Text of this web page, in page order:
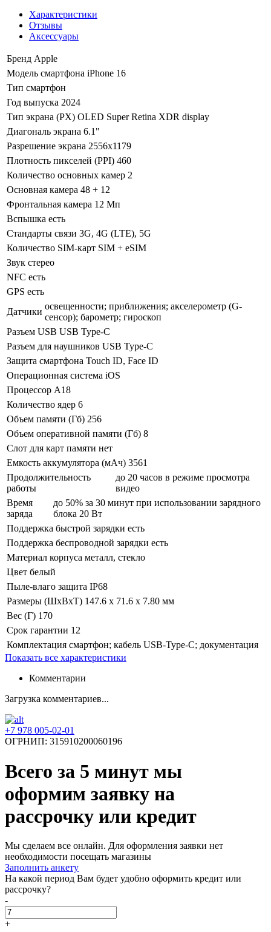
Характеристики
Отзывы
Аксессуары
Бренд Apple
Модель смартфона iPhone 16
Тип смартфон
Год выпуска 2024
Тип экрана (PX) OLED Super Retina XDR display
Диагональ экрана 6.1"
Разрешение экрана 2556х1179
Плотность пикселей (PPI) 460
Количество основных камер 2
Основная камера 48 + 12
Фронтальная камера 12 Мп
Вспышка есть
Стандарты связи 3G, 4G (LTE), 5G
Количество SIM-карт SIM + eSIM
Звук стерео
NFC есть
GPS есть
Датчики
освещенности; приближения; акселерометр (G-
сенсор); барометр; гироскоп
Разъем USB USB Type-C
Разъем для наушников USB Type-C
Защита смартфона Touch ID, Face ID
Операционная система iOS
Процессор A18
Количество ядер 6
Объем памяти (Гб) 256
Объем оперативной памяти (Гб) 8
Слот для карт памяти нет
Емкость аккумулятора (мАч) 3561
Продолжительность
работы
до 20 часов в режиме просмотра
видео
Время
заряда
до 50% за 30 минут при использовании зарядного
блока 20 Вт
Поддержка быстрой зарядки есть
Поддержка беспроводной зарядки есть
Материал корпуса металл, стекло
Цвет белый
Пыле-влаго защита IP68
Размеры (ШхВхТ) 147.6 x 71.6 x 7.80 мм
Вес (Г) 170
Срок гарантии 12
Комплектация смартфон; кабель USB-Type-C; документация
Показать все характеристики
Комментарии
Загрузка комментариев...
+7 978 005-02-01
ОГРНИП: 315910200060196
Всего за 5 минут мы
оформим заявку на
рассрочку или кредит
Мы сделаем все онлайн. Для оформления заявки нет
необходимости посещать магазины
Заполнить анкету
На какой период Вам будет удобно оформить кредит или
рассрочку?
-
+